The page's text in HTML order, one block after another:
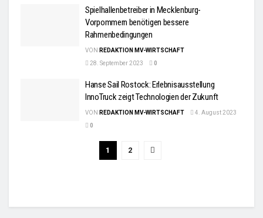
Spielhallenbetreiber in Mecklenburg-
Vorpommern benötigen bessere
Rahmenbedingungen
VON REDAKTION MV-WIRTSCHAFT
28. September 2023
0
Hanse Sail Rostock: Erlebnisausstellung
InnoTruck zeigt Technologien der Zukunft
VON REDAKTION MV-WIRTSCHAFT
4. August 2023
0
1 2